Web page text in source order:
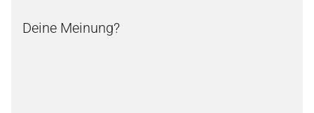
Deine Meinung?